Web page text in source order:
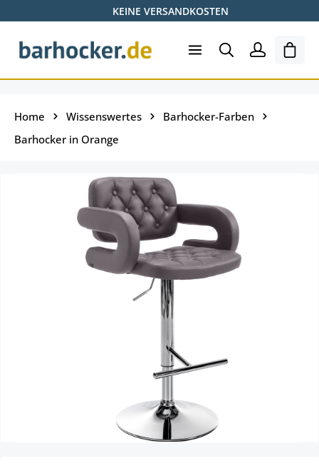
Zum Hauptinhalt springenKEINE VERSANDKOSTEN
Home Wissenswertes
Barhocker-Farben
Barhocker in Orange